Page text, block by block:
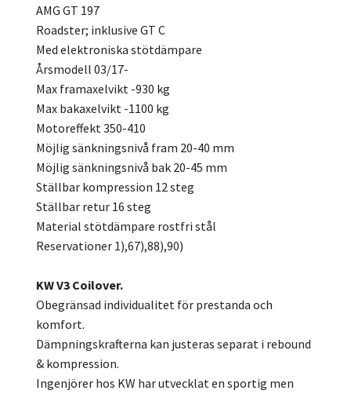
AMG GT 197
Roadster; inklusive GT C
Med elektroniska stötdämpare
Årsmodell 03/17-
Max framaxelvikt -930 kg
Max bakaxelvikt -1100 kg
Motoreffekt 350-410
Möjlig sänkningsnivå fram 20-40 mm
Möjlig sänkningsnivå bak 20-45 mm
Ställbar kompression 12 steg
Ställbar retur 16 steg
Material stötdämpare rostfri stål
Reservationer 1),67),88),90)
KW V3 Coilover.
Obegränsad individualitet för prestanda och
komfort.
Dämpningskrafterna kan justeras separat i rebound
& kompression.
Ingenjörer hos KW har utvecklat en sportig men